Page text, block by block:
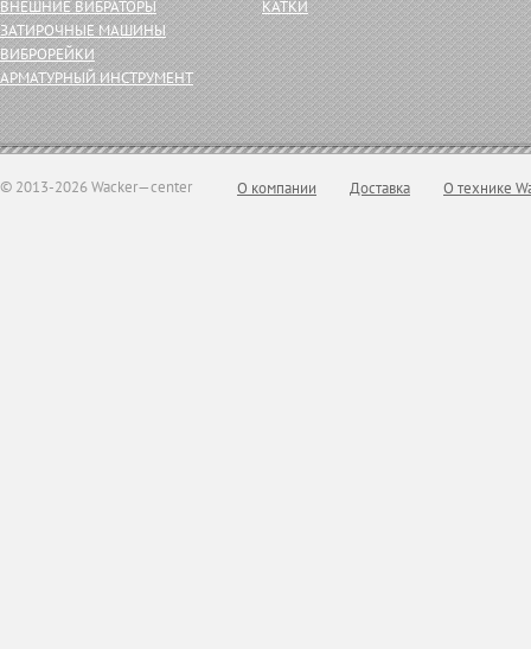
ВНЕШНИЕ ВИБРАТОРЫ
ЗАТИРОЧНЫЕ МАШИНЫ
ВИБРОРЕЙКИ
АРМАТУРНЫЙ ИНСТРУМЕНТ
КАТКИ
© 2013-2026 Wacker—center О компании Доставка О технике